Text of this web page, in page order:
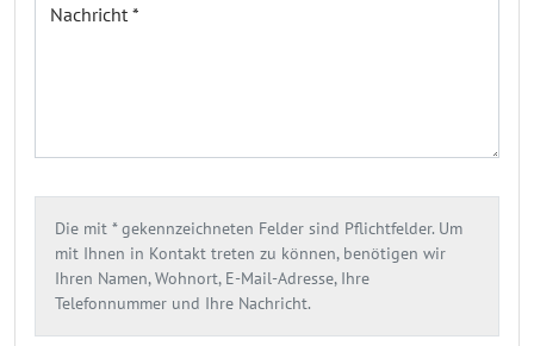
Nachricht *
Die mit * gekennzeichneten Felder sind Pflichtfelder. Um
mit Ihnen in Kontakt treten zu können, benötigen wir
Ihren Namen, Wohnort, E-Mail-Adresse, Ihre
Telefonnummer und Ihre Nachricht.